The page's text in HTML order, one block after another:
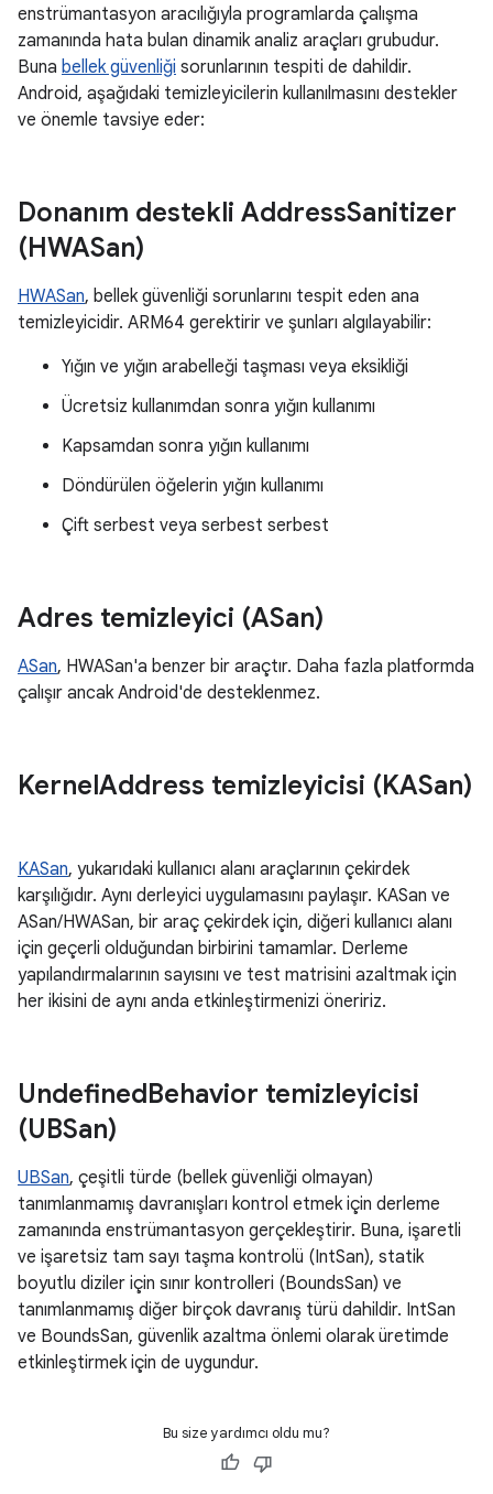
enstrümantasyon aracılığıyla programlarda çalışma
zamanında hata bulan dinamik analiz araçları grubudur.
Buna bellek güvenliği sorunlarının tespiti de dahildir.
Android, aşağıdaki temizleyicilerin kullanılmasını destekler
ve önemle tavsiye eder:
Donanım destekli AddressSanitizer
(HWASan)
HWASan, bellek güvenliği sorunlarını tespit eden ana
temizleyicidir. ARM64 gerektirir ve şunları algılayabilir:
Yığın ve yığın arabelleği taşması veya eksikliği
Ücretsiz kullanımdan sonra yığın kullanımı
Kapsamdan sonra yığın kullanımı
Döndürülen öğelerin yığın kullanımı
Çift serbest veya serbest serbest
Adres temizleyici (ASan)
ASan, HWASan'a benzer bir araçtır. Daha fazla platformda
çalışır ancak Android'de desteklenmez.
KernelAddress temizleyicisi (KASan)
KASan, yukarıdaki kullanıcı alanı araçlarının çekirdek
karşılığıdır. Aynı derleyici uygulamasını paylaşır. KASan ve
ASan/HWASan, bir araç çekirdek için, diğeri kullanıcı alanı
için geçerli olduğundan birbirini tamamlar. Derleme
yapılandırmalarının sayısını ve test matrisini azaltmak için
her ikisini de aynı anda etkinleştirmenizi öneririz.
UndefinedBehavior temizleyicisi
(UBSan)
UBSan, çeşitli türde (bellek güvenliği olmayan)
tanımlanmamış davranışları kontrol etmek için derleme
zamanında enstrümantasyon gerçekleştirir. Buna, işaretli
ve işaretsiz tam sayı taşma kontrolü (IntSan), statik
boyutlu diziler için sınır kontrolleri (BoundsSan) ve
tanımlanmamış diğer birçok davranış türü dahildir. IntSan
ve BoundsSan, güvenlik azaltma önlemi olarak üretimde
etkinleştirmek için de uygundur.
Bu size yardımcı oldu mu?